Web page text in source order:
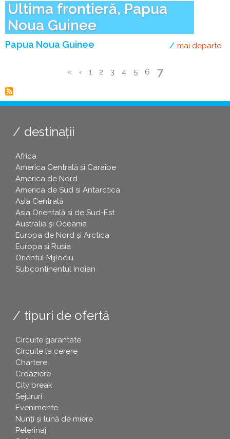
Ultima frontieră, Papua
Noua Guinee
Papua Noua Guinee mai departe
Prima
«
Pagina
‹ Page
1 Page
2 Page
3 Page
4 Page
5 Page
6 Pagina
curentă
7
destinații
Africa
America Centrală și Caraibe
America de Nord
America de Sud si Antarctica
Asia Centrală
Asia Orientală și de Sud-Est
Australia și Oceania
Europa de Nord și Arctica
Europa și Rusia
Orientul Mijlociu
Subcontinentul Indian
tipuri de ofertă
Circuite garantate
Circuite la cerere
Chartere
Croaziere
City break
Sejururi
Evenimente
Nunți și lună de miere
Pelerinaj